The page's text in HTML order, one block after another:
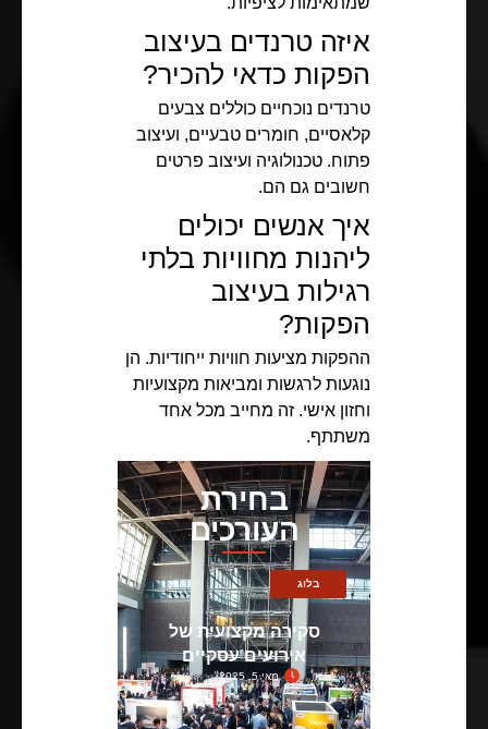
איזה טרנדים בעיצוב
הפקות כדאי להכיר?
טרנדים נוכחיים כוללים צבעים
קלאסיים, חומרים טבעיים, ועיצוב
פתוח. טכנולוגיה ועיצוב פרטים
חשובים גם הם.
איך אנשים יכולים
ליהנות מחוויות בלתי
רגילות בעיצוב
הפקות?
ההפקות מציעות חוויות ייחודיות. הן
נוגעות לרגשות ומביאות מקצועיות
וחזון אישי. זה מחייב מכל אחד
משתתף.
בחירת
העורכים
בלוג
סקירה מקצועית של
אירועים עסקיים
מאי 5, 2025